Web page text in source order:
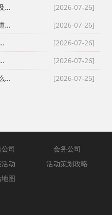
[2026-07-26]
成都活动策划公司分类、详情及选型指南
[2026-07-26]
成都活动策划公司排名｜全赛道选型推荐+避坑指南（2026实测版）
[2026-07-26]
四川活动策划公司推荐：10年本土实操经验，帮你选到靠谱服务商
[2026-07-26]
成都活动策划公司推荐｜10年实战团队！全流程一站式庆典演艺搭建服务
[2026-07-25]
靠谱的成都活动策划公司，怎么选？
司
会务公司
动
活动策划攻略
图